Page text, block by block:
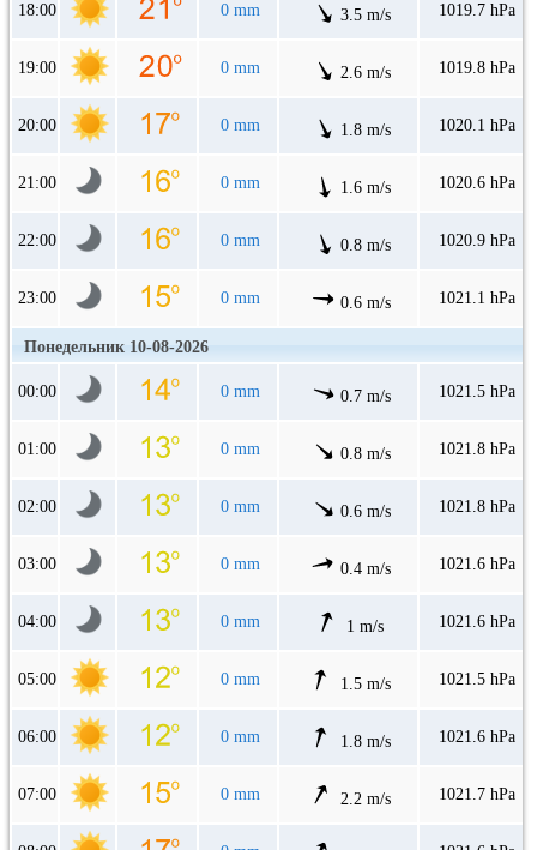
18:00 0 mm 3.5 m/s 1019.7 hPa
19:00 0 mm 2.6 m/s 1019.8 hPa
20:00 0 mm 1.8 m/s 1020.1 hPa
21:00 0 mm 1.6 m/s 1020.6 hPa
22:00 0 mm 0.8 m/s 1020.9 hPa
23:00 0 mm 0.6 m/s 1021.1 hPa
Понедельник 10-08-2026
00:00 0 mm 0.7 m/s 1021.5 hPa
01:00 0 mm 0.8 m/s 1021.8 hPa
02:00 0 mm 0.6 m/s 1021.8 hPa
03:00 0 mm 0.4 m/s 1021.6 hPa
04:00 0 mm 1 m/s 1021.6 hPa
05:00 0 mm 1.5 m/s 1021.5 hPa
06:00 0 mm 1.8 m/s 1021.6 hPa
07:00 0 mm 2.2 m/s 1021.7 hPa